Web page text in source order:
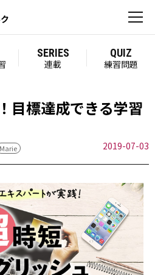
SERIES
連載
QUIZ
練習問題
目標達成できる学習
Marie 2019-07-03